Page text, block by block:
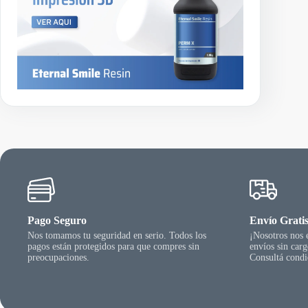
a
s
a
$
3
0
Pago Seguro
Nos tomamos tu seguridad en serio. Todos los
pagos están protegidos para que compres sin
preocupaciones.
Envío Gratis
¡Nosotros
envíos sin
Consultá